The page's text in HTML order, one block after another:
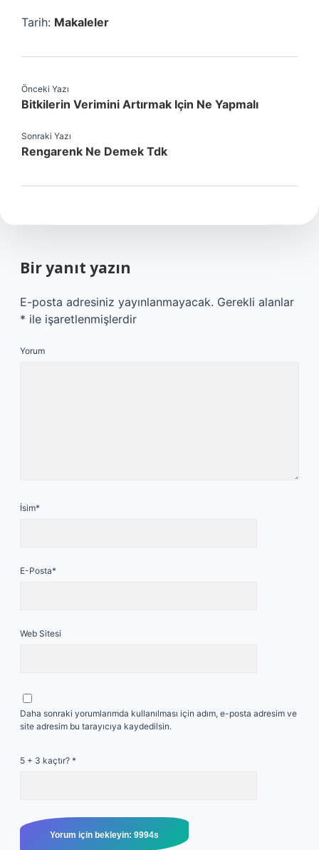
Tarih: Makaleler
Önceki Yazı
Bitkilerin Verimini Artırmak Için Ne Yapmalı
Sonraki Yazı
Rengarenk Ne Demek Tdk
Bir yanıt yazın
E-posta adresiniz yayınlanmayacak. Gerekli alanlar
* ile işaretlenmişlerdir
Yorum
İsim*
E-Posta*
Web Sitesi
Daha sonraki yorumlarımda kullanılması için adım, e-posta adresim ve
site adresim bu tarayıcıya kaydedilsin.
5 + 3 kaçtır? *